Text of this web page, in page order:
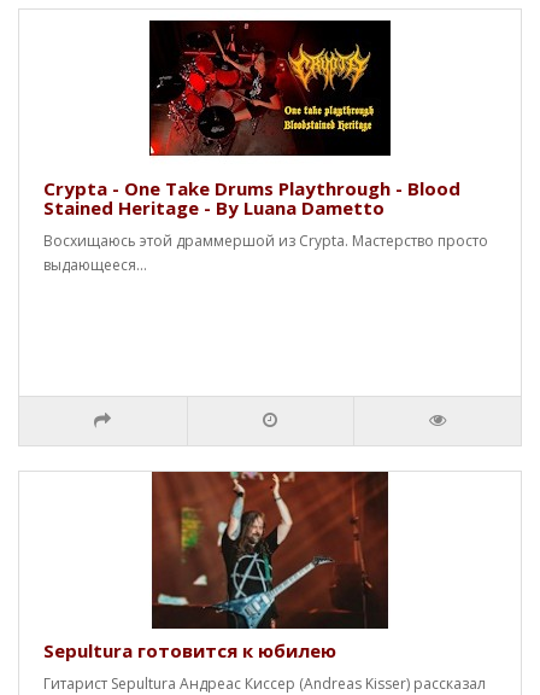
Crypta - One Take Drums Playthrough - Blood
Stained Heritage - By Luana Dametto
Восхищаюсь этой драммершой из Crypta. Мастерство просто
выдающееся...
Sepultura готовится к юбилею
Гитарист Sepultura Андреас Киссер (Andreas Kisser) рассказал